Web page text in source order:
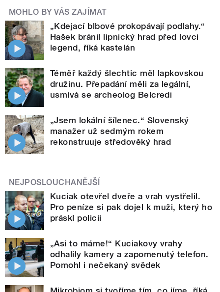
MOHLO BY VÁS ZAJÍMAT
„Kdejací blbové prokopávají podlahy.“
Hašek bránil lipnický hrad před lovci
legend, říká kastelán
Téměř každý šlechtic měl lapkovskou
družinu. Přepadání měli za legální,
usmívá se archeolog Belcredi
„Jsem lokální šílenec.“ Slovenský
manažer už sedmým rokem
rekonstruuje středověký hrad
NEJPOSLOUCHANĚJŠÍ
Kuciak otevřel dveře a vrah vystřelil.
Pro peníze si pak dojel k muži, který ho
práskl policii
„Asi to máme!“ Kuciakovy vrahy
odhalily kamery a zapomenutý telefon.
Pomohl i nečekaný svědek